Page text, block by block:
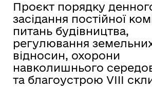
Проєкт порядку
засідання постійної
питань будівництва,
регулювання
відносин, охорони
навколишнього
та благоустрою VIII